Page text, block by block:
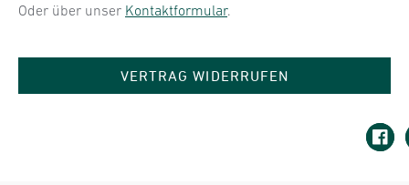
Oder über unser Kontaktformular.
VERTRAG WIDERRUFEN